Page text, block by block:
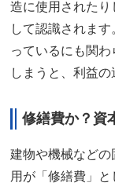
造に使用されたり
して認識されま
っているにも関
しまうと、利益の
修繕費か？資
建物や機械など
用が「修繕費」